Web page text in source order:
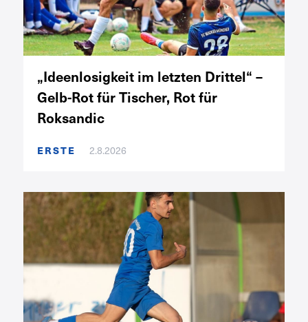
„Ideenlosigkeit im letzten Drittel“ –
Gelb-Rot für Tischer, Rot für
Roksandic
ERSTE 2.8.2026